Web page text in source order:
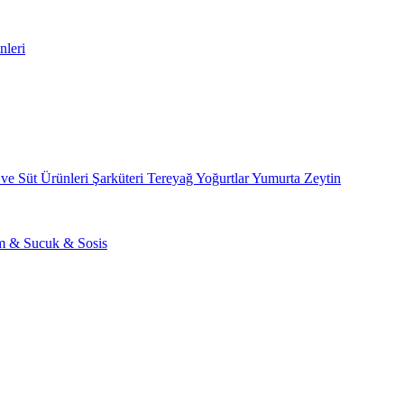
Süt Ürünleri Şarküteri TereyağYoğurtlarYumurta Zeytin
& Sucuk & Sosis